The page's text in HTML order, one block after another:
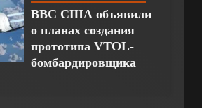
ВВС США объявили
о планах создания
прототипа VTOL-
бомбардировщика